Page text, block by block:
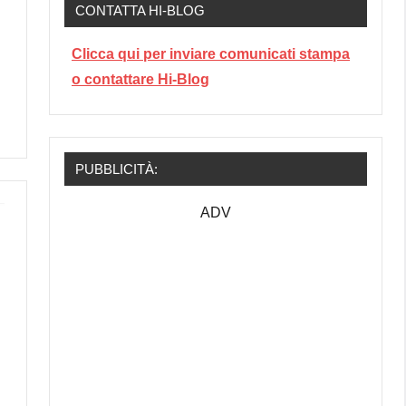
CONTATTA HI-BLOG
Clicca qui per inviare comunicati stampa
o contattare Hi-Blog
PUBBLICITÀ:
ADV